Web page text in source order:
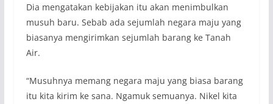
Dia mengatakan kebijakan itu akan menimbulkan
musuh baru. Sebab ada sejumlah negara maju yang
biasanya mengirimkan sejumlah barang ke Tanah
Air.
“Musuhnya memang negara maju yang biasa barang
itu kita kirim ke sana. Ngamuk semuanya. Nikel kita